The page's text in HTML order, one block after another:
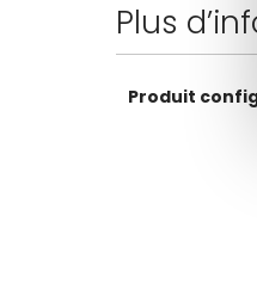
Plus
d’information
Produit